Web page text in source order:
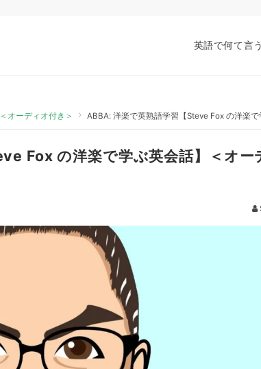
英語で何て言
オーディオ付き＞ ABBA: 洋楽で英熟語学習【Steve Fox の洋楽
Fox の洋楽で学ぶ英会話】＜オー